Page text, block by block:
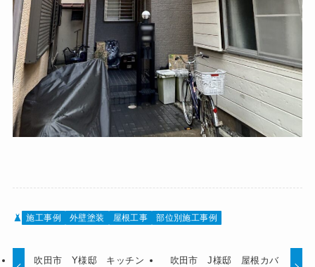
施工事例 外壁塗装 屋根工事 部位別施工事例
吹田市 Y様邸 キッチン
吹田市 J様邸 屋根カバ